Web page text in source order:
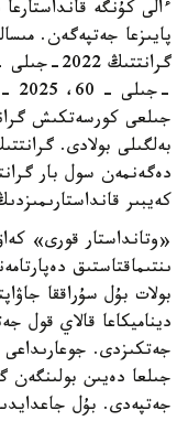
پايىزعا جەتپەگەن.
جىلعى كورسەتكىش
بەلگىلى بولادى.
دەگەنمەن سول بار
كەيبىر
«وتانداستار قورى»
ىنتىماقتاستىق
بولات بۇل سۇراققا
ديناميكاعا قالاي قول
جەتپەدى. بۇل